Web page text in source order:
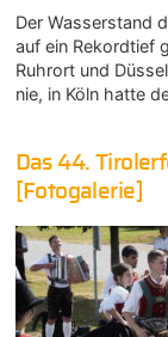
Der Wasserstand
auf ein Rekordtief
Ruhrort und
nie, in Köln hatte
Das 44.
[Fotogalerie]